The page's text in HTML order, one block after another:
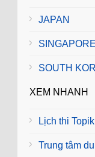
JAPAN
SINGAPORE
SOUTH
XEM NHANH
Lịch thi
Trung tâm